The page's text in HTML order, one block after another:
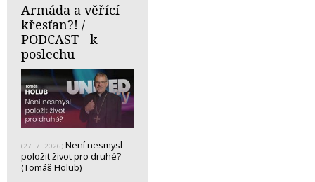
Armáda a věřící
křesťan?! /
PODCAST - k
poslechu
(27. 7. 2026) Není nesmysl
položit život pro druhé?
(Tomáš Holub)